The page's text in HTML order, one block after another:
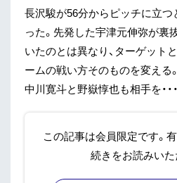
長沢駿が56分からピッチに立つ
った。先発した宇津元伸弥が裏
いたのとは異なり、ターゲット
ームの戦い方そのものを変える
中川寛斗と野嶽惇也も相手を・・・
この記事は会員限定です。
続きをお読みいた